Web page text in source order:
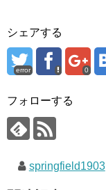
シェアする
error 0
フォローする
springfield1903